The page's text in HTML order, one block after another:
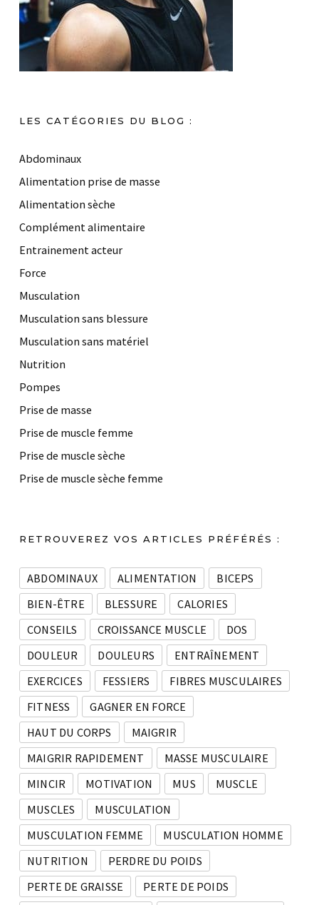
LES CATÉGORIES DU BLOG :
Abdominaux
Alimentation prise de masse
Alimentation sèche
Complément alimentaire
Entrainement acteur
Force
Musculation
Musculation sans blessure
Musculation sans matériel
Nutrition
Pompes
Prise de masse
Prise de muscle femme
Prise de muscle sèche
Prise de muscle sèche femme
RETROUVEREZ VOS ARTICLES PRÉFÉRÉS :
ABDOMINAUX ALIMENTATION
BICEPS
BIEN-ÊTRE
BLESSURE
CALORIES
CONSEILS
CROISSANCE MUSCLE
DOS
DOULEUR
DOULEURS
ENTRAÎNEMENT
EXERCICES
FESSIERS
FIBRES MUSCULAIRES
FITNESS
GAGNER EN FORCE
HAUT DU CORPS
MAIGRIR
MAIGRIR RAPIDEMENT
MASSE MUSCULAIRE
MINCIR
MOTIVATION MUS
MUSCLE
MUSCLES
MUSCULATION
MUSCULATION FEMME
MUSCULATION HOMME
NUTRITION
PERDRE DU POIDS
PERTE DE GRAISSE
PERTE DE POIDS